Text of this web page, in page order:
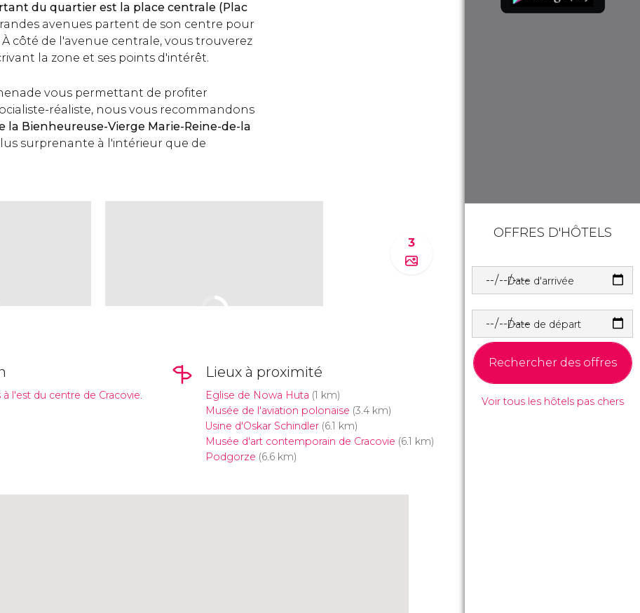
du quartier est la place centrale (Plac
avenues partent de son centre pour
côté de l'avenue centrale, vous trouverez
la zone et ses points d'intérêt.
vous permettant de profiter
réaliste, nous vous recommandons
la Bienheureuse-Vierge Marie-Reine-de-la
surprenante à l'intérieur que de
3
l'est du centre de Cracovie.
Lieux à proximité
Eglise de Nowa Huta (1 km)
Musée de l'aviation polonaise (3.4 km)
Usine d'Oskar Schindler(6.1 km)
Musée d'art contemporain de Cracovie (6.1 km)
Podgorze (6.6 km)
OFFRES D'HÔTELS
Date d'arrivée
Date de départ
Rechercher des offres
Voir tous les hôtels pas chers